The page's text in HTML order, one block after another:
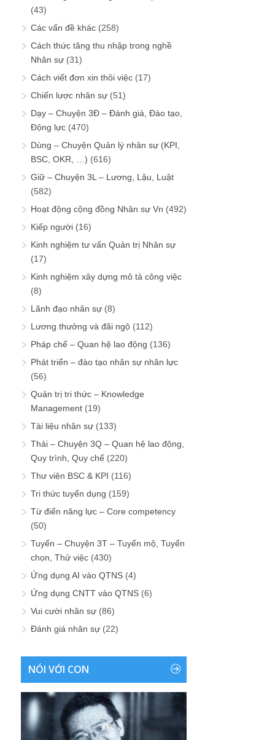
(43)
Các vấn đề khác (258)
Cách thức tăng thu nhập trong nghề
Nhân sự (31)
Cách viết đơn xin thôi việc (17)
Chiến lược nhân sự (51)
Dạy – Chuyện 3Đ – Đánh giá, Đào tạo,
Động lực (470)
Dùng – Chuyện Quản lý nhân sự (KPI,
BSC, OKR, …) (616)
Giữ – Chuyện 3L – Lương, Lậu, Luật
(582)
Hoạt động cộng đồng Nhân sự Vn (492)
Kiếp người (16)
Kinh nghiệm tư vấn Quản trị Nhân sự
(17)
Kinh nghiệm xây dựng mô tả công việc
(8)
Lãnh đạo nhân sự (8)
Lương thưởng và đãi ngộ (112)
Pháp chế – Quan hệ lao động (136)
Phát triển – đào tạo nhân sự nhân lực
(56)
Quản trị tri thức – Knowledge
Management (19)
Tài liệu nhân sự (133)
Thải – Chuyện 3Q – Quan hệ lao động,
Quy trình, Quy chế (220)
Thư viện BSC & KPI (116)
Tri thức tuyển dụng (159)
Từ điển năng lực – Core competency
(50)
Tuyển – Chuyện 3T – Tuyển mộ, Tuyển
chọn, Thử việc (430)
Ứng dụng AI vào QTNS (4)
Ứng dụng CNTT vào QTNS (6)
Vui cười nhân sự (86)
Đánh giá nhân sự (22)
NÓI VỚI CON